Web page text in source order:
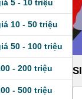
5 - 10 triệu
10 - 50 triệu
50 - 100 triệu
- 200 triệu
- 500 triệu